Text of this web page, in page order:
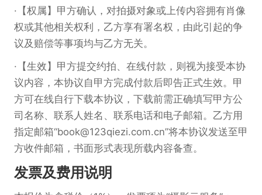
【权属】甲方确认，对拍摄对象或上传内容拥有肖像
权或其他相关权利，乙方享有署名权，由此引起的争
议及赔偿等事项均与乙方无关。
【生效】甲方提交约拍、在线付款，则视为接受本协
议内容，本协议自甲方完成付款后即告正式生效。甲
方可在线自行下载本协议，下载前需正确填写甲方公
司名称、联系人姓名、联系电话和电子邮箱。乙方用
指定邮箱“book@123qiezi.com.cn”将本协议发送至甲
方收件邮箱，书面形式表现所载内容备查。
发票及费用说明